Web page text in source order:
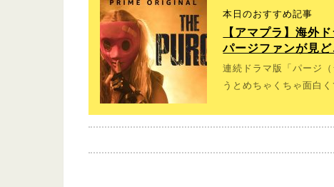
本日のおすすめ記事
【アマプラ】海外
パージファンが見ど
連続ドラマ版「パージ
うとめちゃくちゃ面白